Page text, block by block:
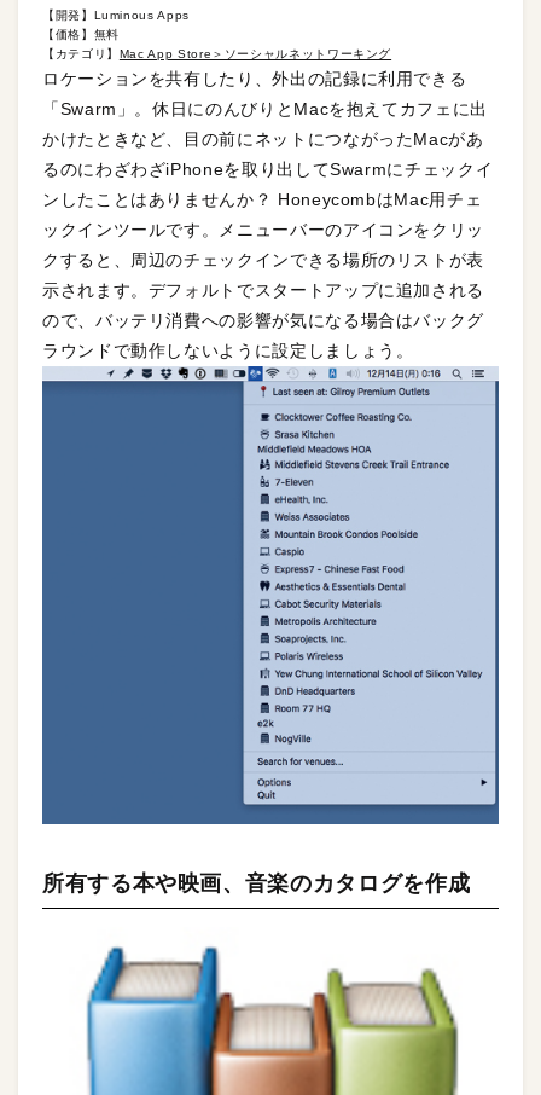
【開発】Luminous Apps
【価格】無料
【カテゴリ】 Mac App Store＞ソーシャルネットワーキング
ロケーションを共有したり、外出の記録に利用できる
「Swarm」。休日にのんびりとMacを抱えてカフェに出
かけたときなど、目の前にネットにつながったMacがあ
るのにわざわざiPhoneを取り出してSwarmにチェックイ
ンしたことはありませんか？ HoneycombはMac用チェ
ックインツールです。メニューバーのアイコンをクリッ
クすると、周辺のチェックインできる場所のリストが表
示されます。デフォルトでスタートアップに追加される
ので、バッテリ消費への影響が気になる場合はバックグ
ラウンドで動作しないように設定しましょう。
所有する本や映画、音楽のカタログを作成